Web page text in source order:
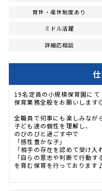
育休・産休制度あり
ミドル活躍
詳細応相談
19名定員の小規模保育園にて
保育業務全般をお願いしま
全職員で何事にも楽しみなが
子ども達の個性を理解し、
のびのびと過ごす中で
「感性豊かな子」
「相手の存在を認めて受け入
「自らの意志や判断で行動す
を育む保育を行っております♪